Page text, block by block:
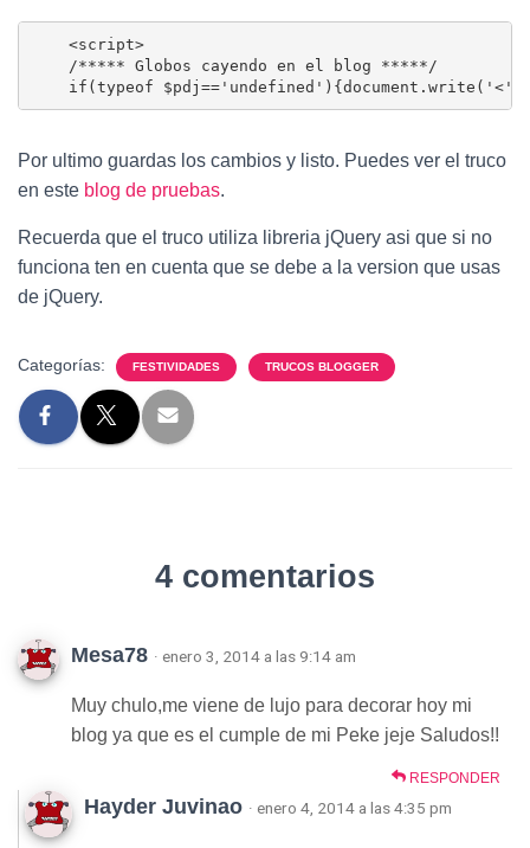
<script>
/***** Globos cayendo en el blog *****/
if(typeof
Por ultimo guardas los cambios y listo. Puedes ver el truco
en este blog de pruebas.
Recuerda que el truco utiliza libreria jQuery asi que si no
funciona ten en cuenta que se debe a la version que usas
de jQuery.
Categorías: FESTIVIDADES TRUCOS BLOGGER
4 comentarios
Mesa78 · enero 3, 2014 a las 9:14 am
Muy chulo,me viene de lujo para decorar hoy mi
blog ya que es el cumple de mi Peke jeje Saludos!!
RESPONDER
Hayder Juvinao · enero 4, 2014 a las 4:35 pm